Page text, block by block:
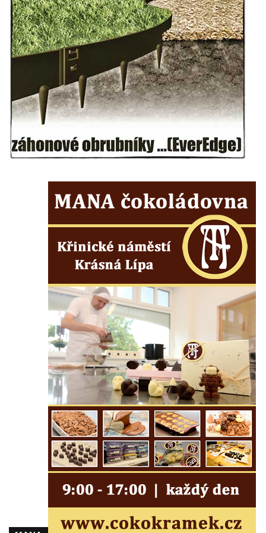
kultury Střelnice v Rumburku
Pamětní deska Josefa Srba Debrnova na
domě čp. 1 v Debrnu
Pamětní deska čestným občanům města na
hřbitově v Kralupech nad Vltavou
Pamětní deska Julia Loria na židovském
hřbitově v Českém Krumlově
Pamětní deska Ignaze Spiro na židovském
hřbitově v Českém Krumlově
Pamětní deska Františka Meixnera před
domě čp. 437 v ulici Slovanka ve Cvikově
Pamětní deska Michala Třetiny na domě v
Ostruhové ulici čp. 62/1 v Mělníku
Pamětní deska povodně 2002 na kapli v
Pamětní deska mostu Josefa Straky v
Pamětní deska Františka Xavera Parče na
domě čp. 17/1 v ulici G. Casanovy v
Duchcově
Pamětní deska Františka Heilmanna na faře
na náměstí Republiky v Duchcově
Pamětní deska Francisca Ferrera Guarida
ve Ferrerově ulici v Duchcově
Pamětní deska Casanovy na kapli svaté
Barbory v sadech Rudé armády v
Duchcově
Pamětní deska na domě čp. 371 v
Pivovarské ulici ve Šluknově
Pamětní deska Eduarda Schrötera na